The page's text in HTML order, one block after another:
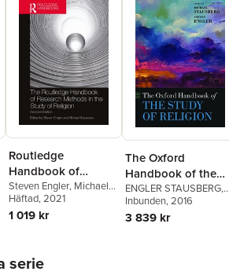
Routledge
Handbook of
Research Methods
in the Study of
Religion
Steven Engler, Michael
Stausberg
Häftad, 2021
1 019 kr
The Oxford
Handbook of the
Study of Religion
ENGLER STAUSBERG,
Michael Stausberg
Steven Engler
Inbunden, 2016
3 839 kr
serie